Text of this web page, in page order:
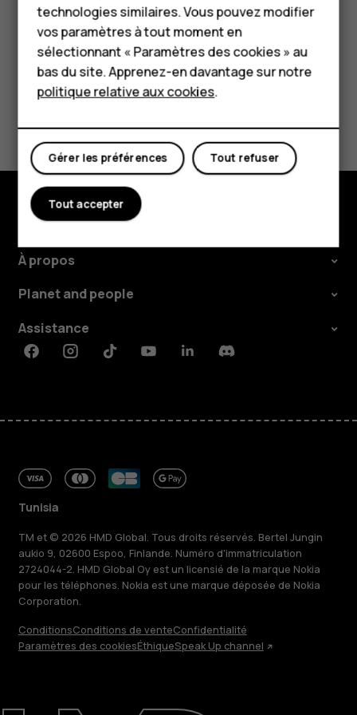
Tablettes
Boutique
Mon compte
Réparer, réutiliser, recycler
Oui Non
Boutique
À propos
Planet and people
Assistance
FacebookInstagramTiktokYoutubeLinkedinDiscord
Tunisia
TM et © 2026 HMD Global. Tous droits réservés. Bertel Jungin
aukio 9, 02600 Espoo, Finlande. Numéro d'immatriculation
2724044-2. HMD Global Oy est un licensié de la marque Nokia
pour les téléphones. Nokia est une marque déposée de Nokia
Corporation.
ConditionsConditions de venteConfidentialité
Paramètres des cookiesÉthiqueSpeak Up channel
technologies similaires. Vous pouvez modifier
vos paramètres à tout moment en
sélectionnant « Paramètres des cookies » au
bas du site. Apprenez-en davantage sur notre
politique relative aux cookies.
Tout refuser
Gérer les préférences
Tout accepter